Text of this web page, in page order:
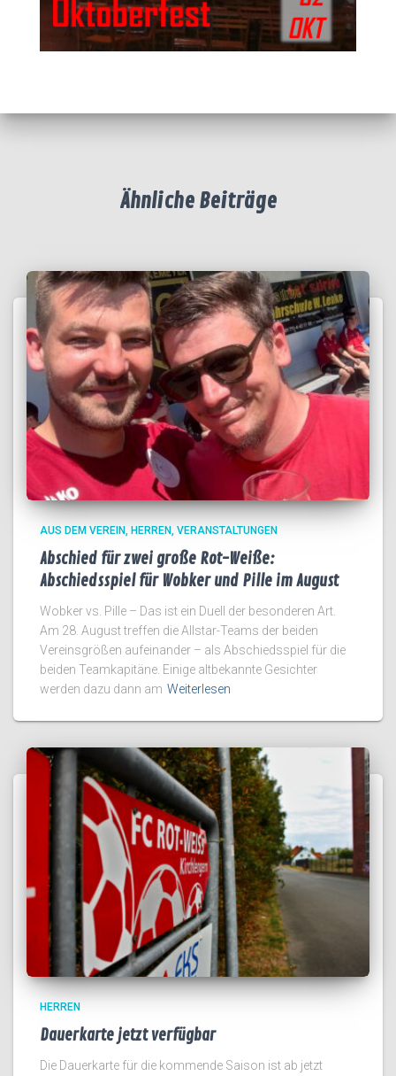
Ähnliche Beiträge
AUS DEM VEREIN HERREN VERANSTALTUNGEN
Abschied für zwei große Rot-Weiße:
Abschiedsspiel für Wobker und Pille im August
Wobker vs. Pille – Das ist ein Duell der besonderen Art.
Am 28. August treffen die Allstar-Teams der beiden
Vereinsgrößen aufeinander – als Abschiedsspiel für die
beiden Teamkapitäne. Einige altbekannte Gesichter
werden dazu dann am Weiterlesen
HERREN
Dauerkarte jetzt verfügbar
Die Dauerkarte für die kommende Saison ist ab jetzt